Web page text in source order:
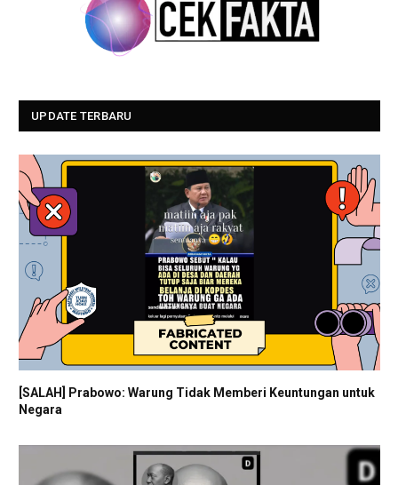
UPDATE TERBARU
[SALAH] Prabowo: Warung Tidak Memberi Keuntungan untuk
Negara